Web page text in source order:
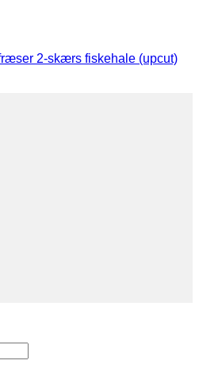
2-skærs fiskehale (upcut)